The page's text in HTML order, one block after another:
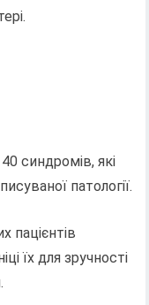
синдромів, які
патології.
пацієнтів
їх для зручності